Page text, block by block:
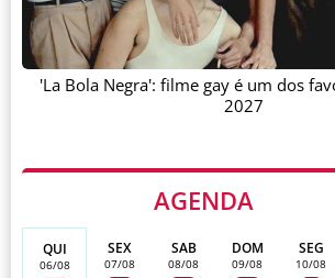
AGENDA
QUI
06/08
SEX
07/08
SAB
08/08
DOM
09/08
SEG
10/08
'La Bola Negra': filme gay é um dos
2027